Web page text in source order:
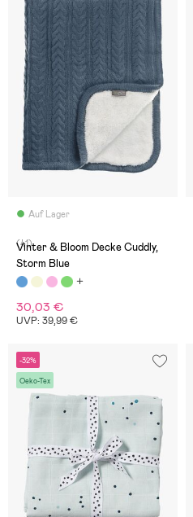
Auf Lager
(41)
Vinter & Bloom Decke Cuddly,
Storm Blue
30,03 €
UVP: 39,99 €
-32%
Oeko-Tex